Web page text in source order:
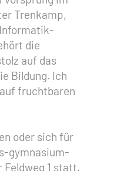
Trenkamp,
die
auf das
Bildung. Ich
fruchtbaren
oder sich für
gymnasium-
Feldweg 1 statt.